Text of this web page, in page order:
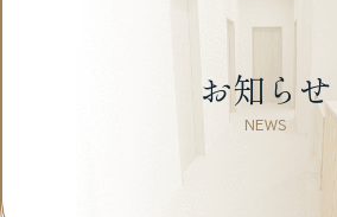
お知らせ
NEWS